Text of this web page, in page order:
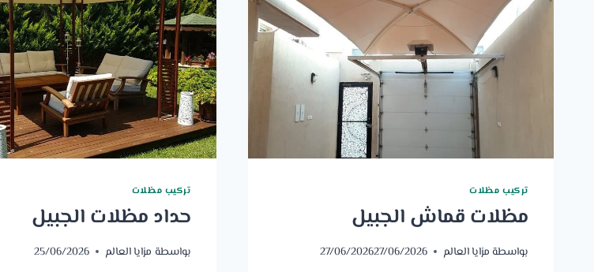
تركيب مظلات
مظلات قماش الجبيل
بواسطة مزايا العالم 27/06/2026
27/06/2026
تركيب مظلات
حداد مظلات الجبيل
بواسطة مزايا العالم 25/06/2026